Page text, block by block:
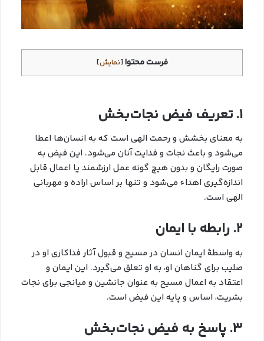
فرست محتوا [نمایش]
1. تعریف فیض نجات‌بخش
به معنای بخشش و رحمت الهی است که به انسان‌ها اعطا
می‌شود و باعث نجات و فدایت آنان می‌شود. این فیض به
صورت رایگان و بدون هیچ گونه عمل ارزشمند یا اعمال قابل
اندازه‌گیری اهداء می‌شود و تنها بر اساس اراده و مهربانی
الهی است.
2. رابطه با ایمان
به واسطهٔ ایمان انسان در مسیح و قبول آثار فداکاری او در
صلیب برای گناهان او، به او تعلق می‌گیرد. این ایمان و
اعتقاد به اعمال مسیح به عنوان جانشین و میانجی برای نجات
بشریت، اساس و پایه این فیض است.
3. پاسخ به فیض نجات‌بخش